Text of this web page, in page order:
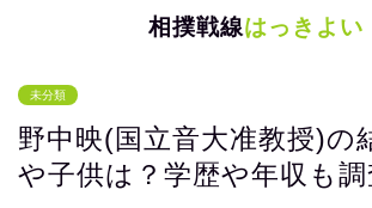
相撲戦線はっきよい
未分類
野中映(国立音大准教授)の
や子供は？学歴や年収も調